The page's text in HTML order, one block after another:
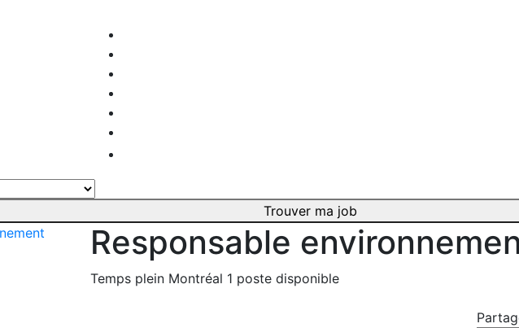
Trouver ma job
Responsable
Temps plein Montréal 1 poste disponible